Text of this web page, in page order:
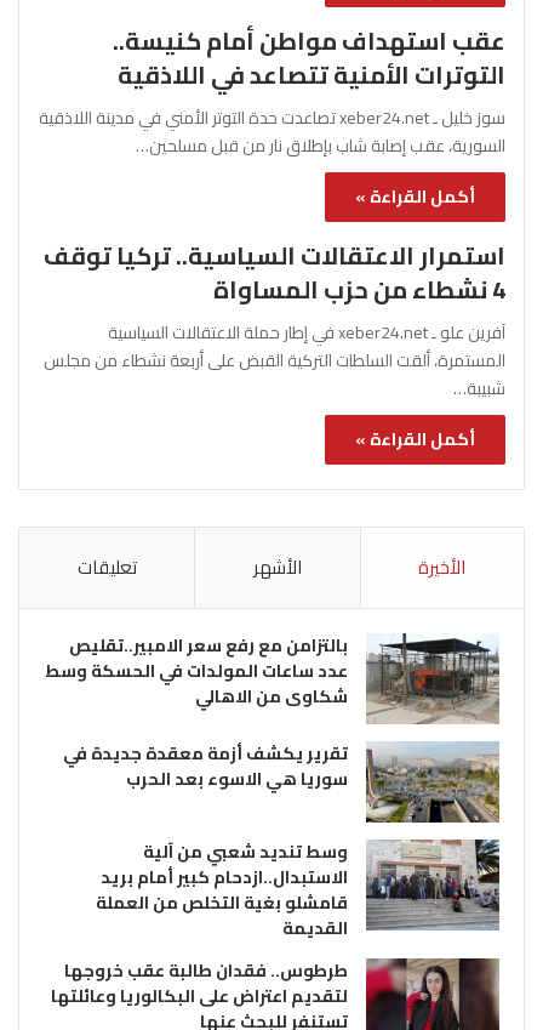
عقب استهداف مواطن أمام كنيسة..
التوترات الأمنية تتصاعد في اللاذقية
سوز خليل ـ xeber24.net تصاعدت حدة التوتر الأمني في مدينة اللاذقية
السورية، عقب إصابة شاب بإطلاق نار من قبل مسلحين…
أكمل القراءة »
استمرار الاعتقالات السياسية.. تركيا توقف
4 نشطاء من حزب المساواة
آفرين علو ـ xeber24.net في إطار حملة الاعتقالات السياسية
المستمرة، ألقت السلطات التركية القبض على أربعة نشطاء من مجلس
شبيبة…
أكمل القراءة »
الأخيرة الأشهر تعليقات
بالتزامن مع رفع سعر الامبير..تقليص
عدد ساعات المولدات في الحسكة وسط
شكاوى من الاهالي
تقرير يكشف أزمة معقدة جديدة في
سوريا هي الاسوء بعد الحرب
وسط تنديد شعبي من آلية
الاستبدال..ازدحام كبير أمام بريد
قامشلو بغية التخلص من العملة
القديمة
طرطوس.. فقدان طالبة عقب خروجها
لتقديم اعتراض على البكالوريا وعائلتها
تستنفر للبحث عنها